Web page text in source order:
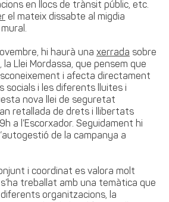
en llocs de trànsit públic, etc.
el mateix dissabte al migdia
hi haurà una xerrada sobre
Llei Mordassa, que pensem que
i afecta directament
socials i les diferents lluites i
nova llei de seguretat
retallada de drets i llibertats
a l’Escorxador. Seguidament hi
de la campanya a
i coordinat es valora molt
treballat amb una temàtica que
organitzacions, la